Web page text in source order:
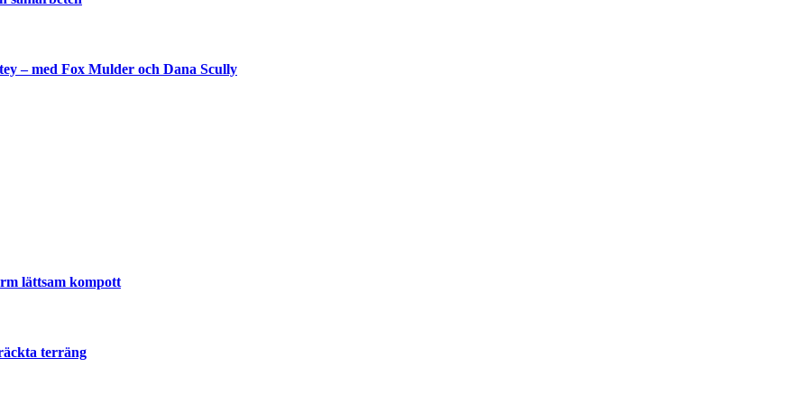
– med Fox Mulder och Dana Scully
lättsam kompott
terräng